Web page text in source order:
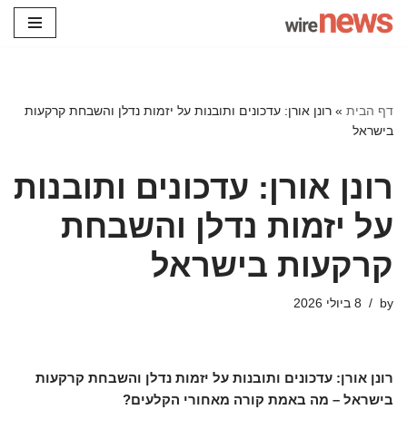
דף הבית » רונן אורן: עדכונים ותובנות על יזמות נדלן והשבחת קרקעות
בישראל
רונן אורן: עדכונים ותובנות
על יזמות נדלן והשבחת
קרקעות בישראל
by 8 ביולי 2026
רונן אורן: עדכונים ותובנות על יזמות נדלן והשבחת קרקעות
בישראל – מה באמת קורה מאחורי הקלעים?